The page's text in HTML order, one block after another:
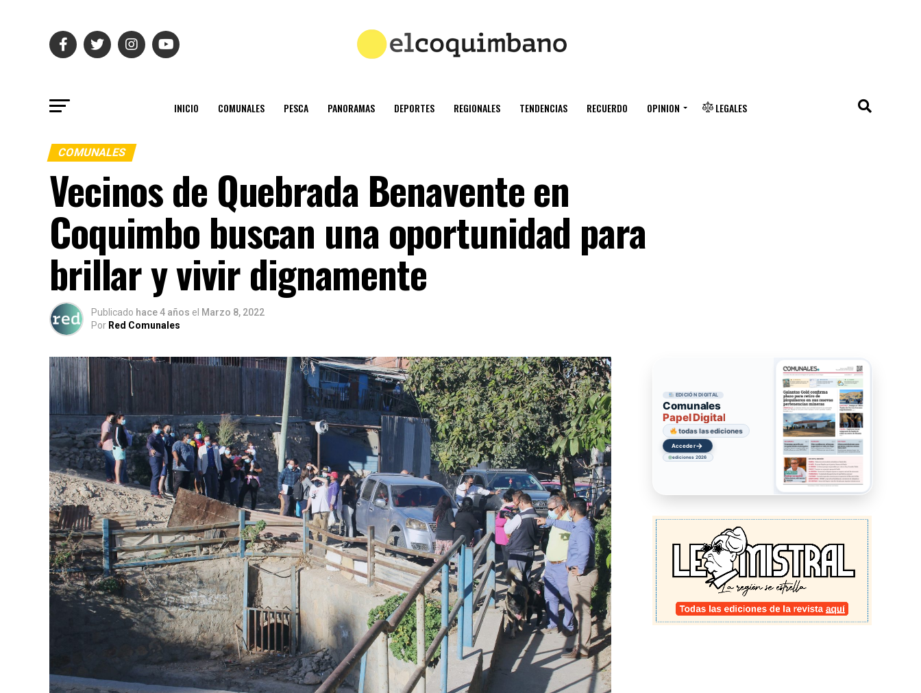
INICIO COMUNALES PESCA PANORAMAS DEPORTES REGIONALES TENDENCIAS RECUERDO OPINION LEGALES
COMUNALES
Vecinos de Quebrada Benavente en
Coquimbo buscan una oportunidad para
brillar y vivir dignamente
Publicado hace 4 años el Marzo 8, 2022
Por Red Comunales
EDICIÓN DIGITAL
Comunales
Papel Digital
todas las ediciones
Acceder→
ediciones 2026